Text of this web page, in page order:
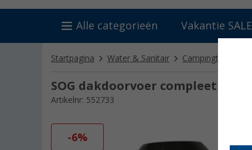
Alle categorieën Vakantie SALE
Startpagina Water & Sanitair Campingtoiletten
SOG dakdoorvoer compleet zwart
Artikelnr: 552733
-6%